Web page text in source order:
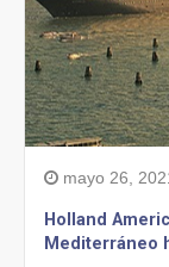
mayo 26,
Holland
Mediterráneo